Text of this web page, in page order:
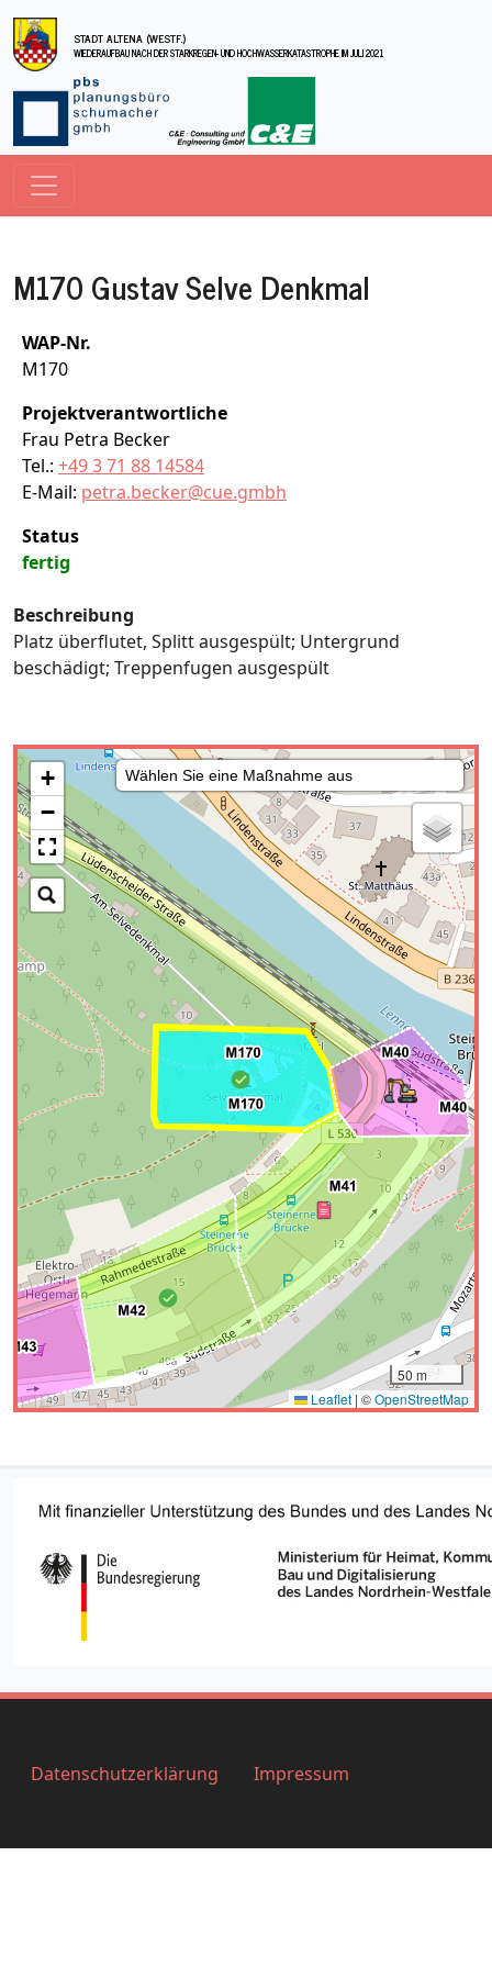
Direkt zum Inhalt
STADT ALTENA (WESTF.)
WIEDERAUFBAU NACH DER STARKREGEN- UND HOCHWASSERKATASTROPHE IM JULI 2021
M170 Gustav Selve Denkmal
WAP-Nr.
M170
Projektverantwortliche
Frau Petra Becker
Tel.: +49 3 71 88 14584
E-Mail: petra.becker@cue.gmbh
Status
fertig
Beschreibung
Platz überflutet, Splitt ausgespült; Untergrund
beschädigt; Treppenfugen ausgespült
Datenschutzerklärung Impressum